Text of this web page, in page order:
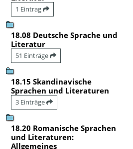
1 Eintrag
18.08 Deutsche Sprache und
Literatur
51 Einträge
18.15 Skandinavische
Sprachen und Literaturen
3 Einträge
18.20 Romanische Sprachen
und Literaturen:
Allgemeines